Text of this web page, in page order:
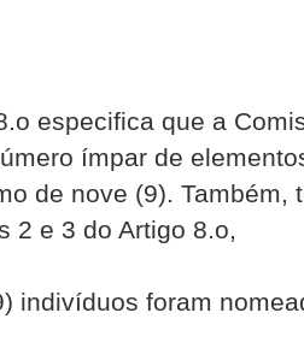
especifica que a
ímpar de
de nove (9). Também,
2 e 3 do Artigo 8.o,
indivíduos foram